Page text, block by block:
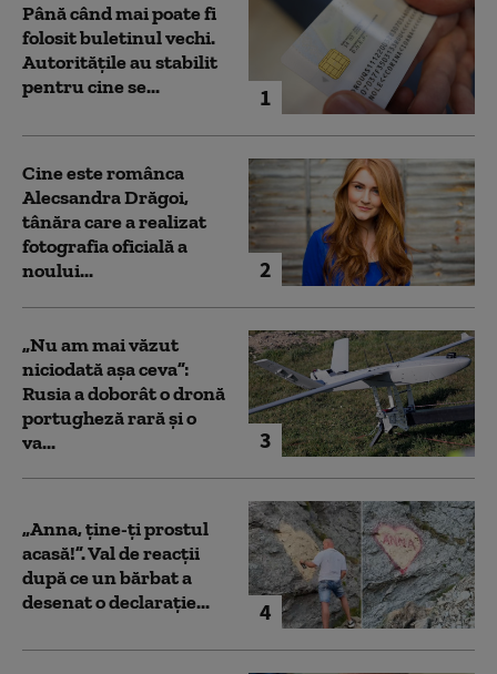
1
Până când mai poate fi
folosit buletinul vechi.
Autoritățile au stabilit
pentru cine se...
2
Cine este românca
Alecsandra Drăgoi,
tânăra care a realizat
fotografia oficială a
noului...
3
„Nu am mai văzut
niciodată așa ceva”:
Rusia a doborât o dronă
portugheză rară și o
va...
4
„Anna, ţine-ţi prostul
acasă!”. Val de reacții
după ce un bărbat a
desenat o declarație...